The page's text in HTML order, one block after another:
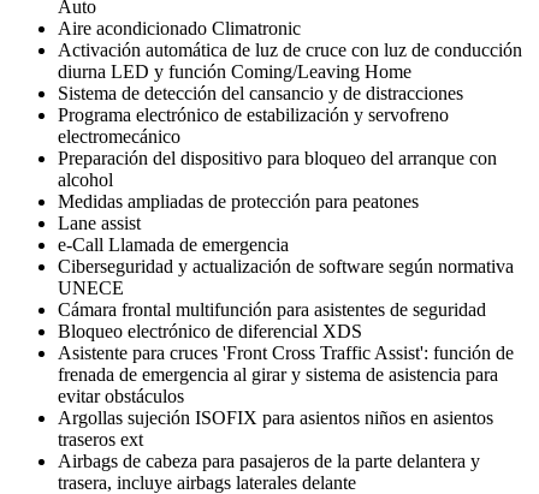
Auto
Aire acondicionado Climatronic
Activación automática de luz de cruce con luz de conducción
diurna LED y función Coming/Leaving Home
Sistema de detección del cansancio y de distracciones
Programa electrónico de estabilización y servofreno
electromecánico
Preparación del dispositivo para bloqueo del arranque con
alcohol
Medidas ampliadas de protección para peatones
Lane assist
e-Call Llamada de emergencia
Ciberseguridad y actualización de software según normativa
UNECE
Cámara frontal multifunción para asistentes de seguridad
Bloqueo electrónico de diferencial XDS
Asistente para cruces 'Front Cross Traffic Assist': función de
frenada de emergencia al girar y sistema de asistencia para
evitar obstáculos
Argollas sujeción ISOFIX para asientos niños en asientos
traseros ext
Airbags de cabeza para pasajeros de la parte delantera y
trasera, incluye airbags laterales delante